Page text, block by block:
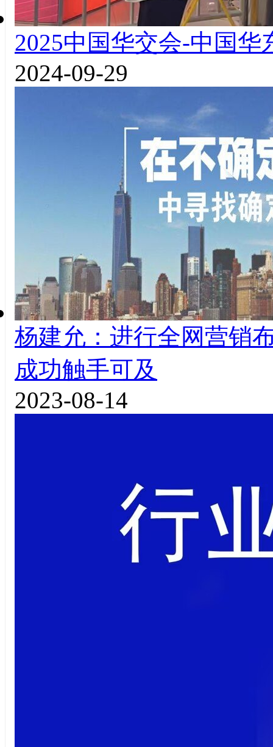
2025中国华交会-中国
2024-09-29
杨建允：进行全网营销
成功触手可及
2023-08-14